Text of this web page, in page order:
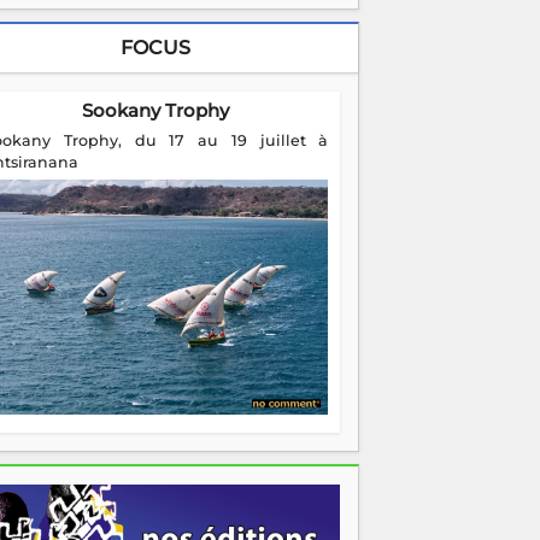
FOCUS
Sookany Trophy
Trophy, du 17 au 19 juillet à